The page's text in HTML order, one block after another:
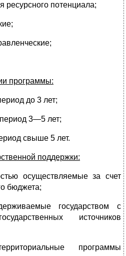
ресурсного потенциала;
программы:
до 3 лет;
3—5 лет;
свыше 5 лет.
поддержки:
осуществляемые за счет
бюджета;
государством с
источников
программы